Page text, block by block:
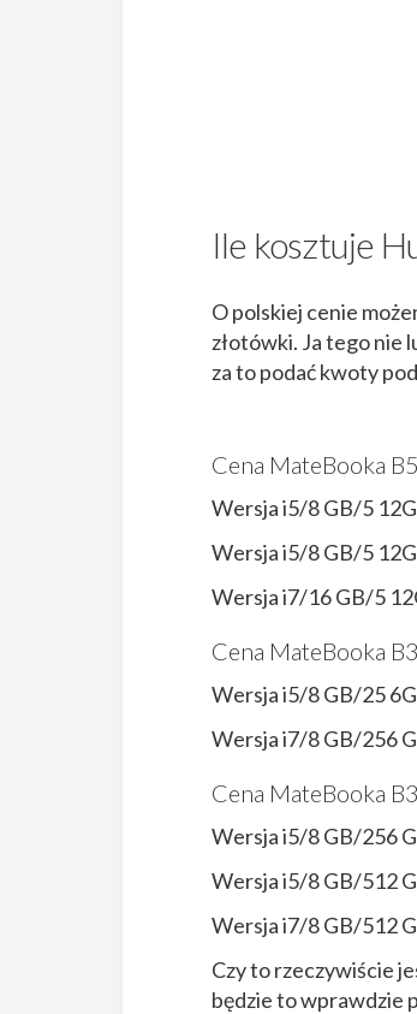
Ile kosztuje
O polskiej cenie
złotówki. Ja tego nie
za to podać kwoty
Cena MateBooka
Wersja i5/8 GB/5
Wersja i5/8 GB/5
Wersja i7/16 GB/5
Cena MateBooka
Wersja i5/8 GB/25
Wersja i7/8 GB/256
Cena MateBooka
Wersja i5/8 GB/256
Wersja i5/8 GB/512
Wersja i7/8 GB/512
Czy to rzeczywiście
będzie to wprawdzie